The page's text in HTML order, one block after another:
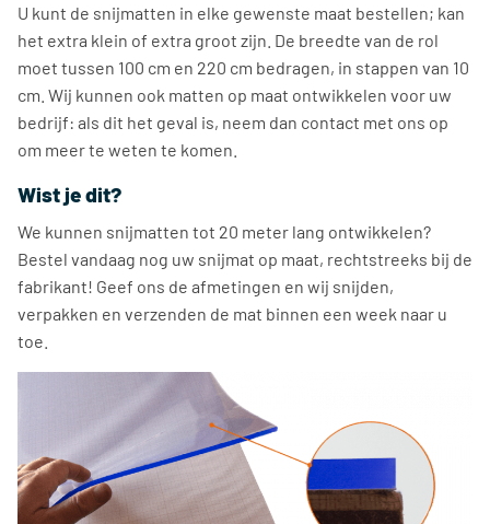
Bestel snijmatten vandaag!
U kunt de snijmatten in elke gewenste maat bestellen; kan
het extra klein of extra groot zijn. De breedte van de rol
moet tussen 100 cm en 220 cm bedragen, in stappen van 10